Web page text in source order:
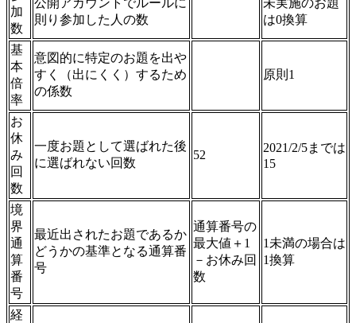
加
数
則り参加した人の数
は0換算
基
本
倍
率
意図的に特定のお題を出や
すく（出にくく）するため
の係数
原則1
お
休
み
回
数
一度お題として選ばれた後
に選ばれない回数
52
2021/2/5までは
15
境
界
通
算
番
号
最近出されたお題であるか
どうかの基準となる通算番
号
通算番号の
最大値＋1
－お休み回
数
1未満の場合は
1換算
経